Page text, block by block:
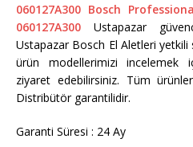
060127A300 Bosch
060127A300 Ustapazar
Ustapazar Bosch El Aletleri yetkili
ürün modellerimizi incelemek
ziyaret edebilirsiniz. Tüm
Distribütör garantilidir.
Garanti Süresi : 24 Ay